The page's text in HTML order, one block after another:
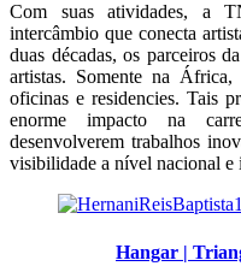
Com suas atividades, a
intercâmbio que conecta
duas décadas, os parceiros
artistas. Somente na
oficinas e residencies. Tais
enorme impacto na
desenvolverem trabalhos
visibilidade a nível nacional e
Hangar |